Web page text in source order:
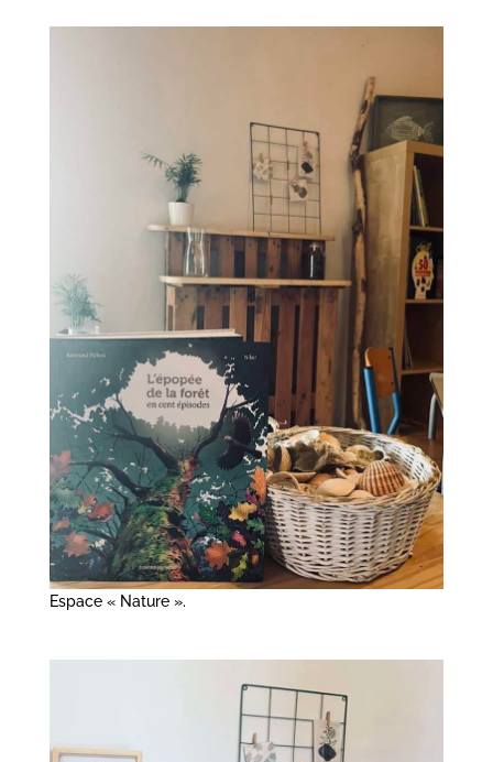
Espace « Nature ».